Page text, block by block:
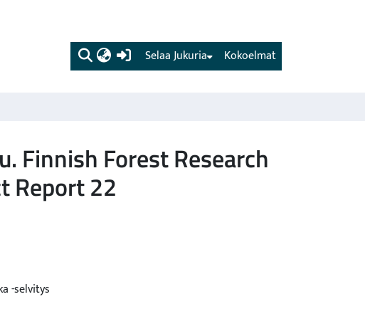
(current) Kokoelmat
Selaa Jukuria
Finnish Forest Research
Report 22
-selvitys